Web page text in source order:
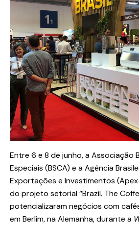
Entre 6 e 8 de junho, a Associação
Especiais (BSCA) e a Agência
Exportações e Investimentos
do projeto setorial “Brazil. The
potencializaram negócios com
em Berlim, na Alemanha, durante a